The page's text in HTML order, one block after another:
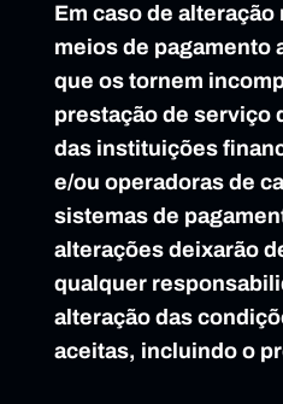
Em caso de
meios de pagamento
que os tornem
prestação de serviço
das instituições
e/ou operadoras de
sistemas de
alterações deixarão
qualquer
alteração das
aceitas, incluindo o